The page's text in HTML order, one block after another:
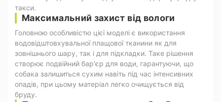
такси.
Максимальний захист від вологи
Головною особливістю цієї моделі є використання
водовідштовхувальної плащової тканини як для
зовнішнього шару, так і для підкладки. Таке рішення
створює подвійний бар'єр для води, гарантуючи, що
собака залишиться сухим навіть під час інтенсивних
опадів, при цьому матеріал легко очищується від
бруду.